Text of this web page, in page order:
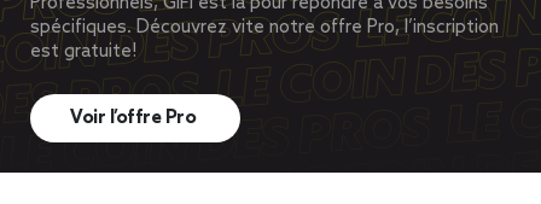
spécifiques. Découvrez vite notre offre Pro, l’inscription
est gratuite!
Voir l’offre Pro